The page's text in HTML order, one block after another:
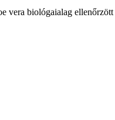
vera biológaialag ellenőrzött